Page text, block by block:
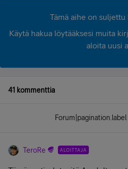
Tämä aihe on
Käytä hakua löytääksesi muita
aloita uusi
41 kommenttia
Forum|pagination.label
TeroRe ALOITTAJA